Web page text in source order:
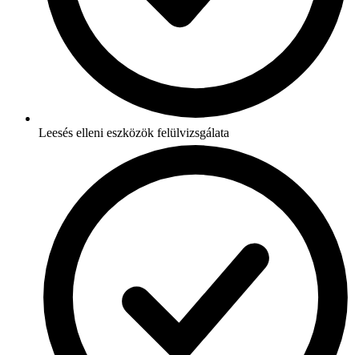
Leesés elleni eszközök felülvizsgálata